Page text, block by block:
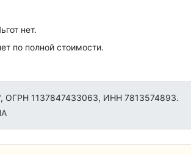
нет.
по полной стоимости.
1137847433063, ИНН 7813574893.